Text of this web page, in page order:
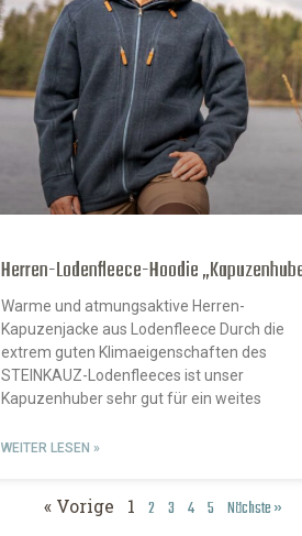
Herren-Lodenfleece-Hoodie
Warme und atmungsaktive Herren-
Kapuzenjacke aus Lodenfleece Durch die
extrem guten Klimaeigenschaften des
STEINKAUZ-Lodenfleeces ist unser
Kapuzenhuber sehr gut für ein weites
WEITER LESEN »
« Vorige 1 2 3 4 5 Nächste »